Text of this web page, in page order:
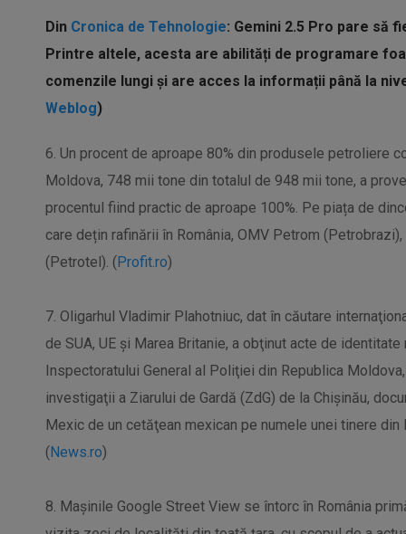
Din Cronica de Tehnologie: Gemini 2.5 Pro pare să
Printre altele, acesta are abilități de programare
comenzile lungi și are acces la informații până la
Weblog)
6. Un procent de aproape 80% din produsele petroliere
Moldova, 748 mii tone din totalul de 948 mii tone, a
procentul fiind practic de aproape 100%. Pe piața de
care dețin rafinării în România, OMV Petrom
(Petrotel). (Profit.ro)
7. Oligarhul Vladimir Plahotniuc, dat în căutare
de SUA, UE şi Marea Britanie, a obţinut acte de
Inspectoratului General al Poliţiei din Republica
investigaţii a Ziarului de Gardă (ZdG) de la Chişinău,
Mexic de un cetăţean mexican pe numele unei tinere din
(News.ro)
8. Mașinile Google Street View se întorc în România